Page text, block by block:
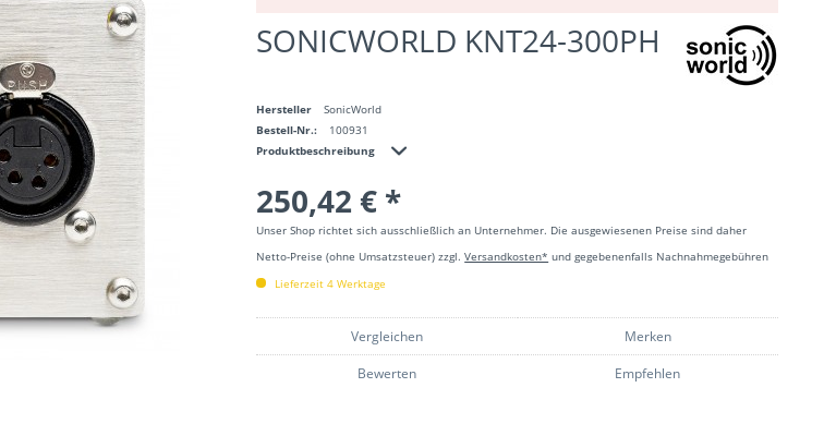
SONICWORLD KNT24-300PH
Hersteller
SonicWorld
Bestell-Nr.:
100931
Produktbeschreibung
250,42 € *
Unser Shop richtet sich ausschließlich an Unternehmer. Die ausgewiesenen Preise sind daher
Netto-Preise (ohne Umsatzsteuer) zzgl.Versandkosten* und gegebenenfalls Nachnahmegebühren
Lieferzeit 4 Werktage
Vergleichen
Merken
Bewerten
Empfehlen